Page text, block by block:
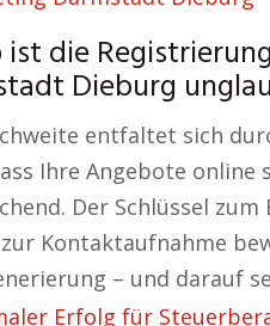
ist die
Dieburg
entfaltet sich
Ihre Angebote
Der Schlüssel
Kontaktaufnahme
– und darauf